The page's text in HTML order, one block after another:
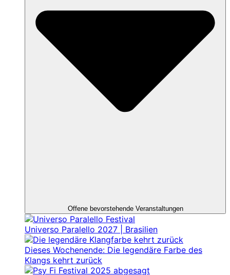
Offene bevorstehende Veranstaltungen
Universo Paralello 2027 | Brasilien
Dieses Wochenende: Die legendäre Farbe des
Klangs kehrt zurück